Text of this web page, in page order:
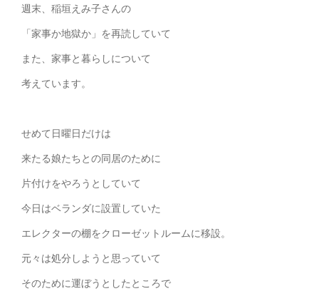
週末、稲垣えみ子さんの
「家事か地獄か」を再読していて
また、家事と暮らしについて
考えています。
せめて日曜日だけは
来たる娘たちとの同居のために
片付けをやろうとしていて
今日はベランダに設置していた
エレクターの棚をクローゼットルームに移設。
元々は処分しようと思っていて
そのために運ぼうとしたところで